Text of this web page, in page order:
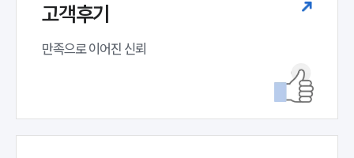
고객후기
만족으로 이어진 신뢰